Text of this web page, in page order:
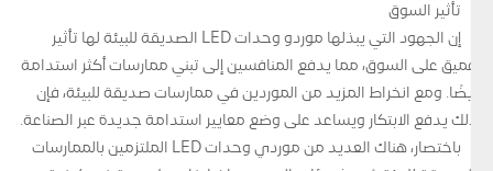
تأثير السوق
إن الجهود التي يبذلها موردو وحدات LED الصديقة للبيئة لها تأثير
عميق على السوق، مما يدفع المنافسين إلى تبني ممارسات أكثر استدامة
أيضًا. ومع انخراط المزيد من الموردين في ممارسات صديقة للبيئة، فإن
ذلك يدفع الابتكار ويساعد على وضع معايير استدامة جديدة عبر الصناعة.
باختصار، هناك العديد من موردي وحدات LED الملتزمين بالممارسات